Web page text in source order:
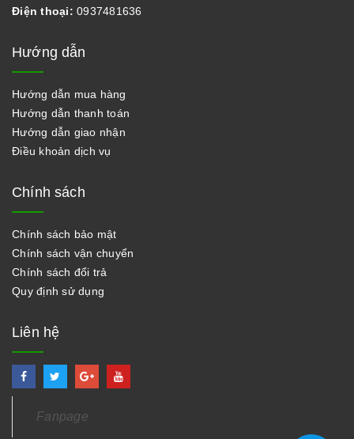
Điện thoại: 0937481636
Hướng dẫn
Hướng dẫn mua hàng
Hướng dẫn thanh toán
Hướng dẫn giao nhận
Điều khoản dịch vụ
Chính sách
Chính sách bảo mật
Chính sách vận chuyển
Chính sách đổi trả
Quy định sử dụng
Liên hệ
Fanpage